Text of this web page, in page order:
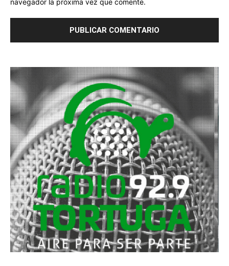
navegador la próxima vez que comente.